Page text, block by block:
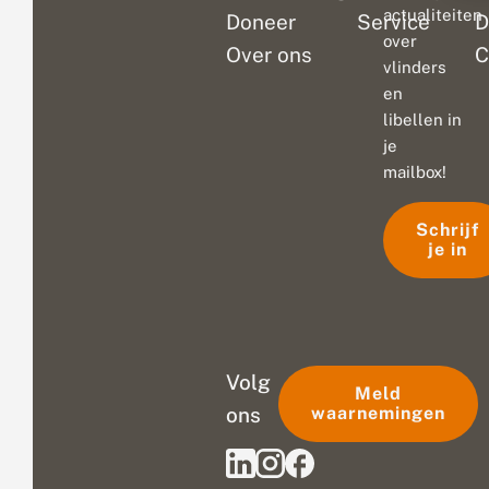
Doneer
Over ons
Service
actualiteiten
over
vlinders
en
libellen in
je
mailbox!
Schrijf
je in
Volg
ons
Meld
waarnemingen